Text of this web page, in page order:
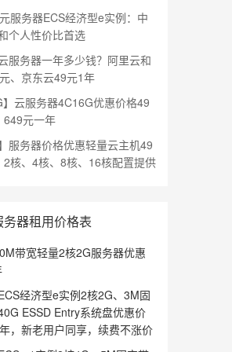
服务器ECS经济型e实例：中
个人性价比首选
服务器一年多少钱？阿里云和
、京东云49元1年
】云服务器4C16G优惠价格49
649元一年
服务器价格优惠轻量云主机49
2核、4核、8核、16核配置提供
务器租用价格表
带宽轻量2核2G服务器优惠
经济型e实例2核2G、3M固
ESSD Entry系统盘优惠价
，新老用户同享，续费不涨价